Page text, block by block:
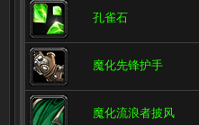
孔雀石
魔化先锋护手
魔化流浪者披风